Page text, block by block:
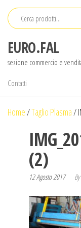
Salta
contenuto
EURO.FAL
sezione commercio e
Contatti
Home/Taglio Plasma/
(2)
12 Agosto 2017 By